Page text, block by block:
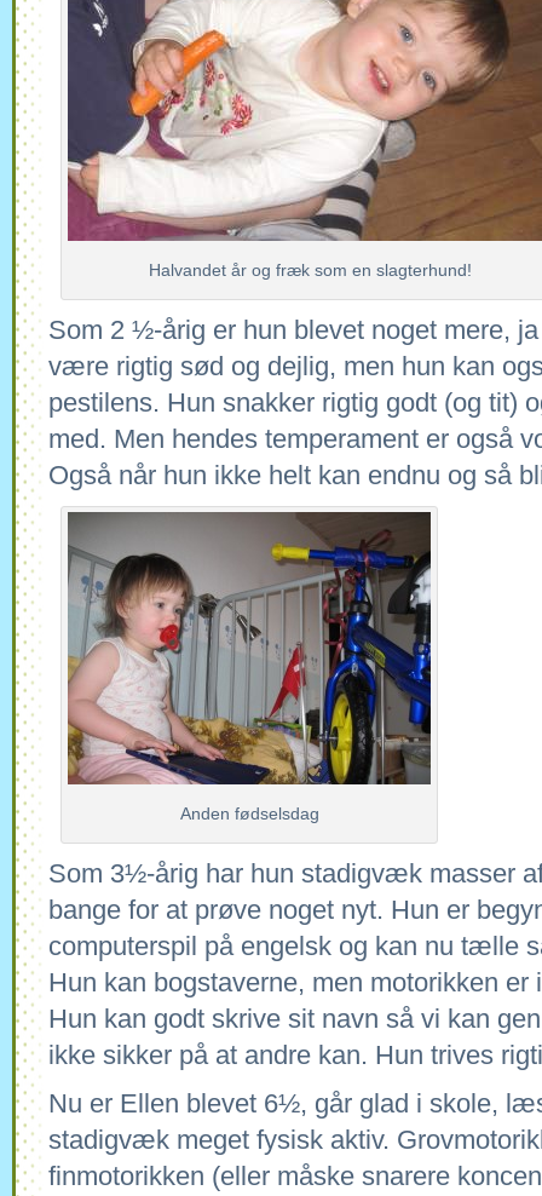
Halvandet år og fræk som en slagterhund!
Som 2 ½-årig er hun blevet noget mere,
være rigtig sød og dejlig, men hun kan
pestilens. Hun snakker rigtig godt (og tit)
med. Men hendes temperament er også
Også når hun ikke helt kan endnu og så
Anden fødselsdag
Som 3½-årig har hun stadigvæk masser
bange for at prøve noget nyt. Hun er
computerspil på engelsk og kan nu tælle
Hun kan bogstaverne, men motorikken er
Hun kan godt skrive sit navn så vi kan
ikke sikker på at andre kan. Hun trives
Nu er Ellen blevet 6½, går glad i skole,
stadigvæk meget fysisk aktiv.
finmotorikken (eller måske snarere